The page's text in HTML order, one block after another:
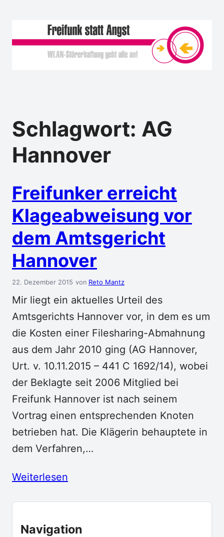
Schlagwort: AG
Hannover
Freifunker erreicht
Klageabweisung vor
dem Amtsgericht
Hannover
22. Dezember 2015 Reto Mantz
Mir liegt ein aktuelles Urteil des
Amtsgerichts Hannover vor, in dem es um
die Kosten einer Filesharing-Abmahnung
aus dem Jahr 2010 ging (AG Hannover,
Urt. v. 10.11.2015 – 441 C 1692/14), wobei
der Beklagte seit 2006 Mitglied bei
Freifunk Hannover ist nach seinem
Vortrag einen entsprechenden Knoten
betrieben hat. Die Klägerin behauptete in
dem Verfahren,…
Weiterlesen
Navigation